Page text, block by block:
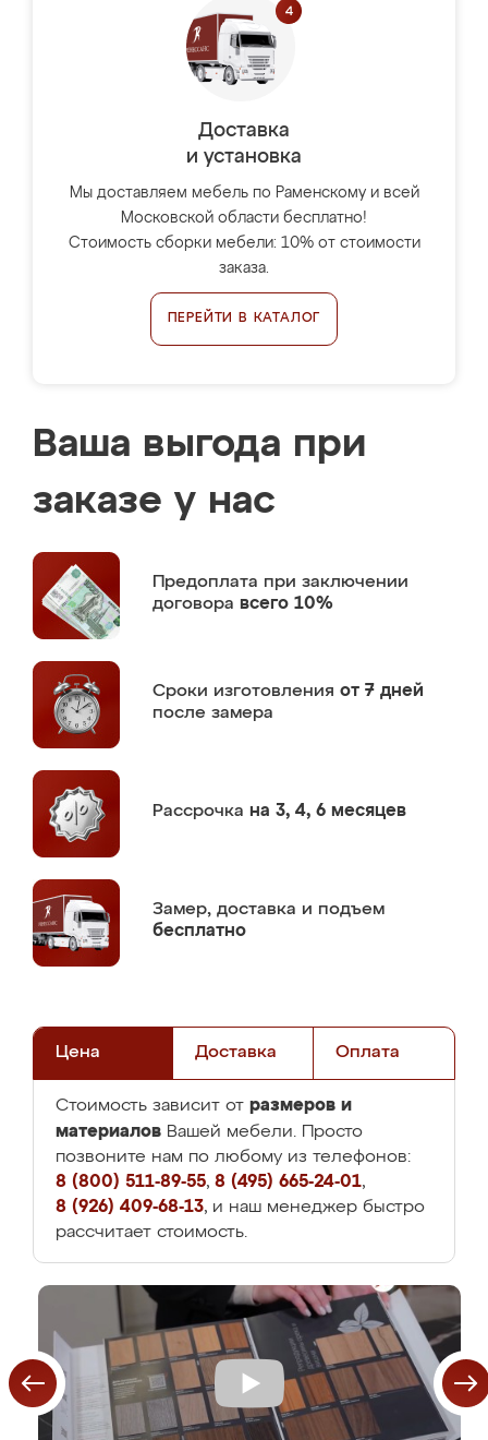
Доставка
и установка
Мы доставляем мебель по Раменскому и всей
Московской области бесплатно!
Стоимость сборки мебели: 10% от стоимости
заказа.
ПЕРЕЙТИ В КАТАЛОГ
Ваша выгода при
заказе у нас
Предоплата при заключении
договора всего 10%
Сроки изготовления от 7 дней
после замера
Рассрочка на 3, 4, 6 месяцев
Замер, доставка и подъем
бесплатно
Цена Доставка Оплата
Стоимость зависит от размеров и
материалов Вашей мебели. Просто
позвоните нам по любому из телефонов:
8 (800) 511-89-55, 8 (495) 665-24-01,
8 (926) 409-68-13, и наш менеджер быстро
рассчитает стоимость.